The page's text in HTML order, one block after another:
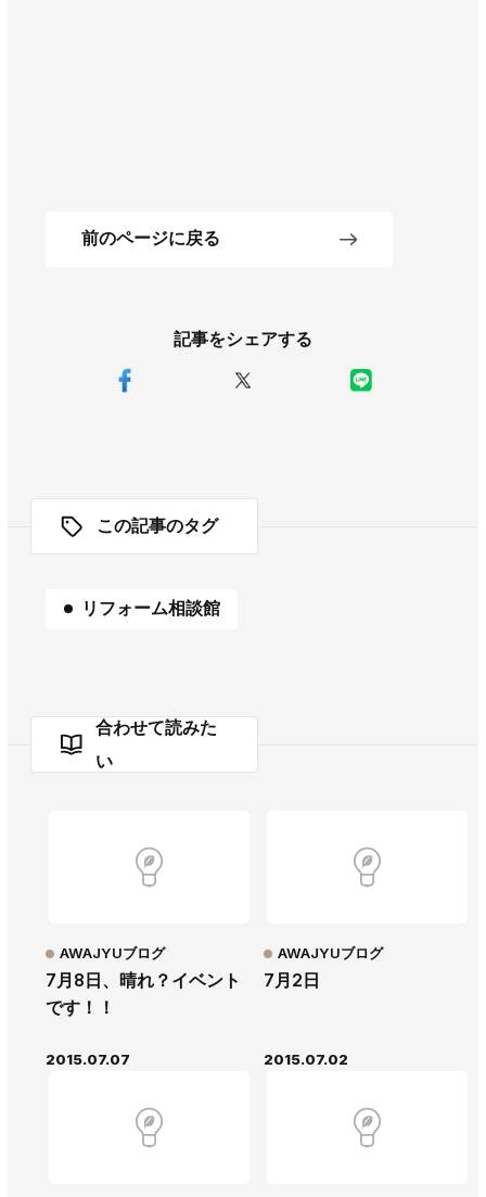
記事をシェアする
前のページに戻る
この記事のタグ
リフォーム相談館
合わせて読みた
い
7月8日、晴れ？イベント
です！！
AWAJYUブログ
2015.07.07
7月2日
AWAJYUブログ
2015.07.02